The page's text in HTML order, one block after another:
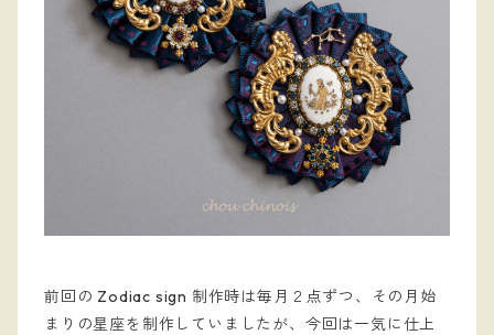
前回の Zodiac sign 制作時は毎月２点ずつ、その月始
まりの星座を制作していましたが、今回は一気に仕上